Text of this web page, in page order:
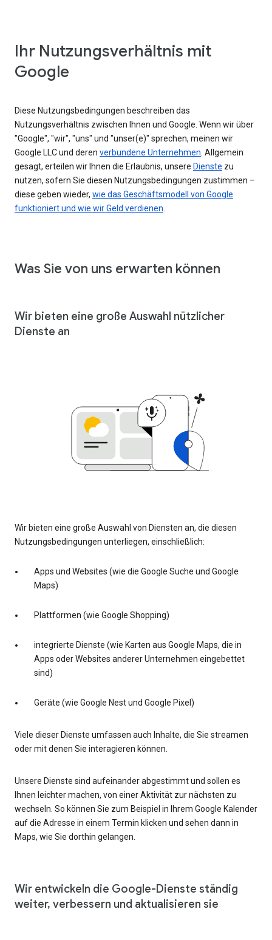
Ihr Nutzungsverhältnis mit
Google
Diese Nutzungsbedingungen beschreiben das
Nutzungsverhältnis zwischen Ihnen und Google. Wenn wir über
"Google", "wir", "uns" und "unser(e)" sprechen, meinen wir
Google LLC und deren verbundene Unternehmen . Allgemein
gesagt, erteilen wir Ihnen die Erlaubnis, unsere Dienste zu
nutzen, sofern Sie diesen Nutzungsbedingungen zustimmen –
diese geben wieder, wie das Geschäftsmodell von Google
funktioniert und wie wir Geld verdienen
Was Sie von uns erwarten können
Wir bieten eine große Auswahl nützlicher
Dienste an
Wir bieten eine große Auswahl von Diensten an, die diesen
Nutzungsbedingungen unterliegen, einschließlich:
Apps und Websites (wie die Google Suche und Google
Maps)
Plattformen (wie Google Shopping)
integrierte Dienste (wie Karten aus Google Maps, die in
Apps oder Websites anderer Unternehmen eingebettet
sind)
Geräte (wie Google Nest und Google Pixel)
Viele dieser Dienste umfassen auch Inhalte, die Sie streamen
oder mit denen Sie interagieren können.
Unsere Dienste sind aufeinander abgestimmt und sollen es
Ihnen leichter machen, von einer Aktivität zur nächsten zu
wechseln. So können Sie zum Beispiel in Ihrem Google Kalender
auf die Adresse in einem Termin klicken und sehen dann in
Maps, wie Sie dorthin gelangen.
Wir entwickeln die Google-Dienste ständig
weiter, verbessern und aktualisieren sie